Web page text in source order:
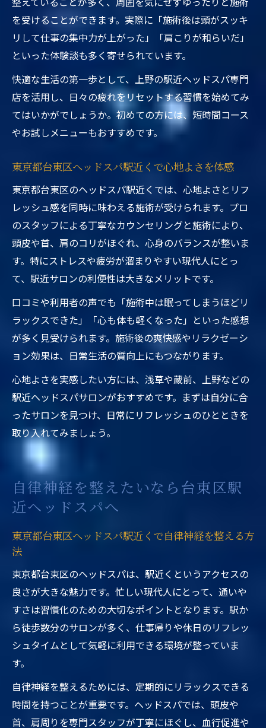
を受けることができます。実際に「施術後は頭がスッキ
リして仕事の集中力が上がった」「肩こりが和らいだ」
といった体験談も多く寄せられています。
快適な生活の第一歩として、上野の駅近ヘッドスパ専門
店を活用し、日々の疲れをリセットする習慣を始めてみ
てはいかがでしょうか。初めての方には、短時間コース
やお試しメニューもおすすめです。
東京都台東区ヘッドスパ駅近くで心地よさを体感
東京都台東区のヘッドスパ駅近くでは、心地よさとリフ
レッシュ感を同時に味わえる施術が受けられます。プロ
のスタッフによる丁寧なカウンセリングと施術により、
頭皮や首、肩のコリがほぐれ、心身のバランスが整いま
す。特にストレスや疲労が溜まりやすい現代人にとっ
て、駅近サロンの利便性は大きなメリットです。
口コミや利用者の声でも「施術中は眠ってしまうほどリ
ラックスできた」「心も体も軽くなった」といった感想
が多く見受けられます。施術後の爽快感やリラクゼーシ
ョン効果は、日常生活の質向上にもつながります。
心地よさを実感したい方には、浅草や蔵前、上野などの
駅近ヘッドスパサロンがおすすめです。まずは自分に合
ったサロンを見つけ、日常にリフレッシュのひとときを
取り入れてみましょう。
自律神経を整えたいなら台東区駅
近ヘッドスパへ
東京都台東区ヘッドスパ駅近くで自律神経を整える方
法
東京都台東区のヘッドスパは、駅近くというアクセスの
良さが大きな魅力です。忙しい現代人にとって、通いや
すさは習慣化のための大切なポイントとなります。駅か
ら徒歩数分のサロンが多く、仕事帰りや休日のリフレッ
シュタイムとして気軽に利用できる環境が整っていま
す。
自律神経を整えるためには、定期的にリラックスできる
時間を持つことが重要です。ヘッドスパでは、頭皮や
首、肩周りを専門スタッフが丁寧にほぐし、血行促進や